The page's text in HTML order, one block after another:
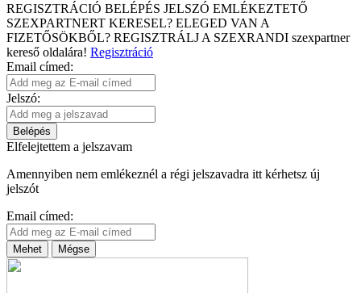
REGISZTRÁCIÓ BELÉPÉS JELSZÓ EMLÉKEZTETŐ
SZEXPARTNERT KERESEL? ELEGED VAN A
FIZETŐSÖKBŐL? REGISZTRÁLJ A SZEXRANDI szexpartner
kereső oldalára! Regisztráció
Email címed:
Jelszó:
Belépés
Elfelejtettem a jelszavam
Amennyiben nem emlékeznél a régi jelszavadra itt kérhetsz új
jelszót
Email címed:
Mehet Mégse